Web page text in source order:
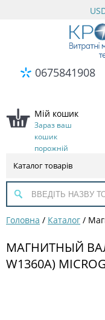
0675841908
Мій кошик
Зараз ваш
кошик
порожній
Каталог товарів
Головна / Каталог /
МАГНИТНЫЙ ВАЛ
W1360A)